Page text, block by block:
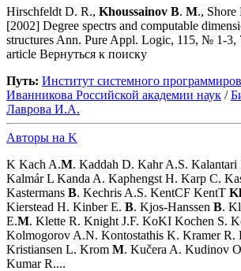
Hirschfeldt D. R., Khoussainov B. M.,
[2002] Degree spectrs and computable
structures Ann. Pure Appl. Logic, 115, № 1-3,
article Вернуться к поиску
Путь: Институт системного
Иванникова Роcсийской академии наук /
Лаврова И.А.
Авторы на K
K Kach A.M. Kaddah D. Kahr A.S.
Kalmár L Kanda A. Kaphengst H. Karp C.
Kastermans B. Kechris A.S. KentCF KentT
Kierstead H. Kinber E. B. Kjos-Hanssen B.
E.M. Klette R. Knight J.F. KoKI Kochen S.
Kolmogorov A.N. Kontostathis K. Kramer R.
Kristiansen L. Krom M. Kučera A. Kudinov
Kumar R....